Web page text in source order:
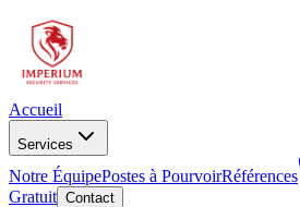
Accueil
Services
Notre ÉquipePostes à PourvoirRéférences
Gratuit Contact